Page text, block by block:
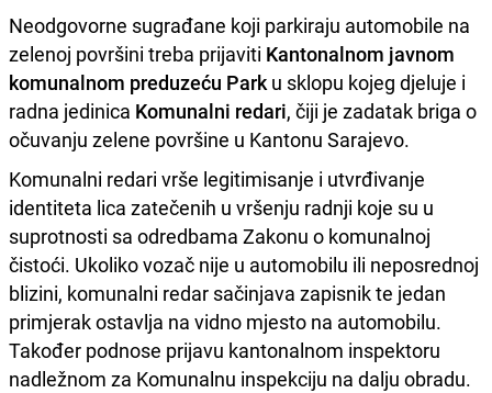
Neodgovorne sugrađane koji parkiraju automobile na
zelenoj površini treba prijaviti Kantonalnom javnom
komunalnom preduzeću Park u sklopu kojeg djeluje i
radna jedinica Komunalni redari, čiji je zadatak briga o
očuvanju zelene površine u Kantonu Sarajevo.
Komunalni redari vrše legitimisanje i utvrđivanje
identiteta lica zatečenih u vršenju radnji koje su u
suprotnosti sa odredbama Zakonu o komunalnoj
čistoći. Ukoliko vozač nije u automobilu ili neposrednoj
blizini, komunalni redar sačinjava zapisnik te jedan
primjerak ostavlja na vidno mjesto na automobilu.
Također podnose prijavu kantonalnom inspektoru
nadležnom za Komunalnu inspekciju na dalju obradu.